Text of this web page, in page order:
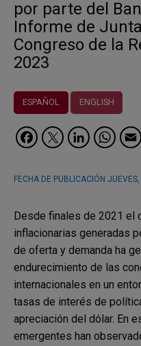
por parte del
Informe de
Congreso de la
2023
ESPAÑOL ENGLISH
Facebook
Twitter
FECHA DE PUBLICACIÓN
Desde finales de 2021 el
inflacionarias generadas
de oferta y demanda ha
endurecimiento de las
internacionales en un
tasas de interés de
apreciación del dólar. En
emergentes han